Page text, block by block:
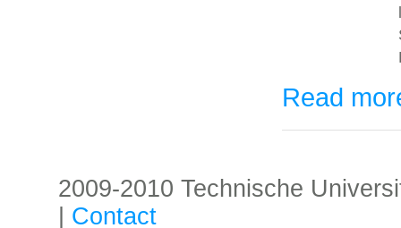
Read
2009-2010 Technische
Contact